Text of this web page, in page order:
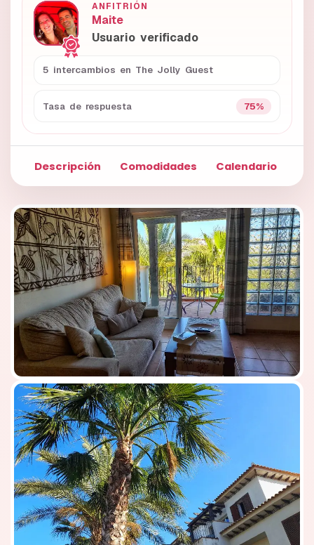
ANFITRIÓN
Maite
Usuario verificado
5 intercambios en The Jolly Guest
Tasa de respuesta 75%
Descripción Comodidades Calendario